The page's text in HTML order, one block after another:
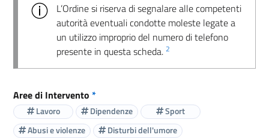
L’Ordine si riserva di segnalare alle competenti
autorità eventuali condotte moleste legate a
un utilizzo improprio del numero di telefono
presente in questa scheda. 2
Aree di Intervento *
Lavoro Dipendenze
Sport
Abusi e violenze
Disturbi dell'umore